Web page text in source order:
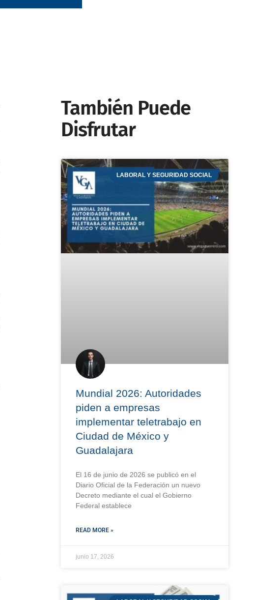
También Puede
Disfrutar
LABORAL Y SEGURIDAD SOCIAL
Mundial 2026: Autoridades
piden a empresas
implementar teletrabajo en
Ciudad de México y
Guadalajara
El 16 de junio de 2026 se publicó en el
Diario Oficial de la Federación un nuevo
Decreto mediante el cual el Gobierno
Federal establece
READ MORE »
junio 17, 2026